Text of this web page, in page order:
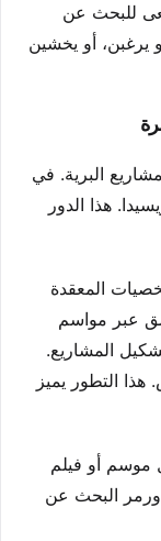
للبحث عن
يرغبن، أو يخشين
البرية. في
هذا الدور
المعقدة
عبر مواسم
المشاريع.
التطور يميز
موسم أو فيلم
البحث عن